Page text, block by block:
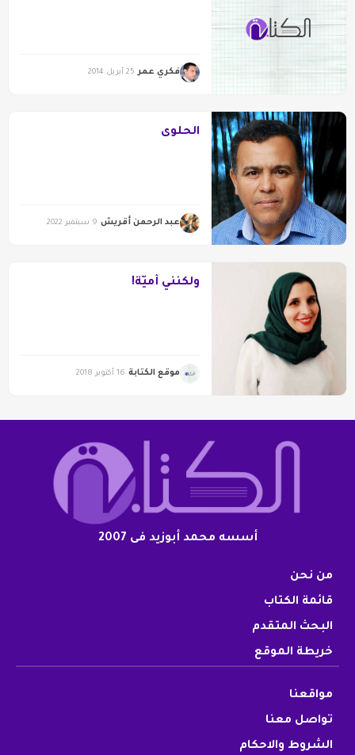
فكري عمر 25 أبريل 2014
الحلوى
عبد الرحمن أقريش 9 سبتمبر 2022
ولكنني أميّة!
موقع الكتابة 16 أكتوبر 2018
أسسه محمد أبوزيد فى 2007
من نحن
قائمة الكتاب
البحث المتقدم
خريطة الموقع
مواقعنا
تواصل معنا
الشروط والاحكام